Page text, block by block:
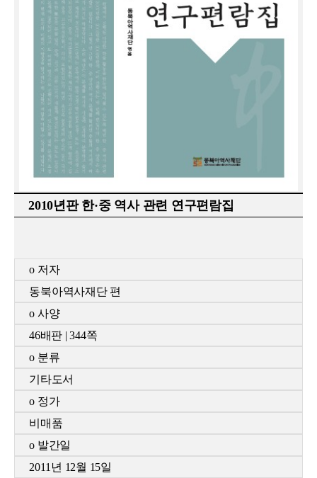
2010년판 한·중 역사 관련 연구편람집
o 저자
동북아역사재단 편
o 사양
46배판 | 344쪽
o 분류
기타도서
o 정가
비매품
o 발간일
2011 년 12월 15일